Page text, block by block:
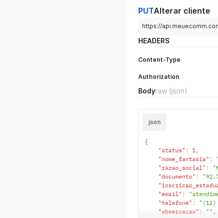
PUTAlterar cliente
https://
HEADERS
Content-Type
Authorization
Bodyraw (json)
json
{
"status" : 1,
"nome_fantasia" :
"razao_social" :
"documento" :
"email" :
"telefone" : "(12)
"observacao" : "" ,